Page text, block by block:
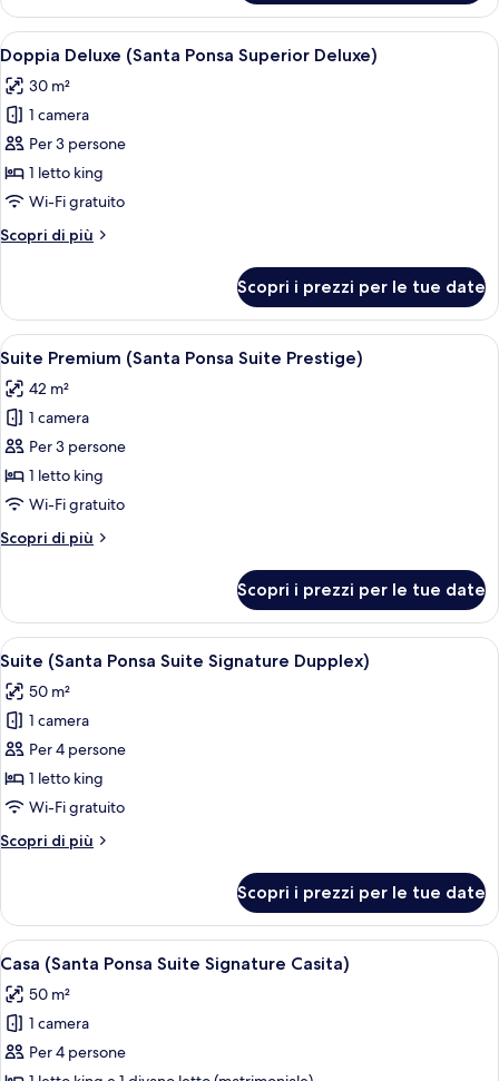
Classic
(Santa
Ponsa
Classique)
Apri
tutte
le
foto
per
Doppia
Deluxe
Ponsa
Una camera da letto moderna con
6
Doppia Deluxe (Santa Ponsa Superior Deluxe)
30 m²
1 camera
Per 3 persone
1 letto king
Wi-Fi gratuito
Scopri di più
Altri
Deluxe
(Santa
Ponsa
Deluxe)
Scopri i prezzi per le tue date
Apri
tutte
le
foto
per
Suite
Premium
Ponsa
Suite Premium (Santa Ponsa Suite
4
Suite Premium (Santa Ponsa Suite Prestige)
42 m²
1 camera
Per 3 persone
1 letto king
Wi-Fi gratuito
Scopri di più
Altri
Premium
(Santa
Ponsa
Prestige)
Scopri i prezzi per le tue date
Apri
tutte
le
foto
per
Suite
(Santa
Suite
Una camera da letto con un letto,
6
Suite (Santa Ponsa Suite Signature Dupplex)
50 m²
1 camera
Per 4 persone
1 letto king
Wi-Fi gratuito
Scopri di più
Altri
(Santa
Ponsa
Suite
Signature
Dupplex)
Scopri i prezzi per le tue date
Apri
tutte
le
foto
per
Una camera da letto con un letto,
2
Casa (Santa Ponsa Suite Signature Casita)
50 m²
1 camera
Per 4 persone